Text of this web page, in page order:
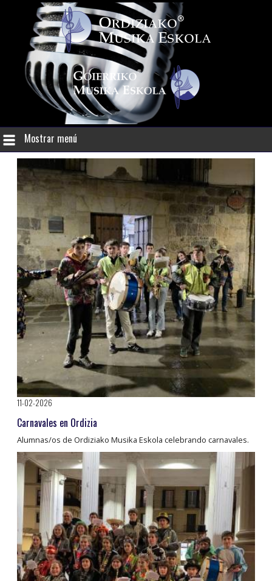
Mostrar menú
11-02-2026
Carnavales en Ordizia
Alumnas/os de Ordiziako Musika Eskola celebrando carnavales.